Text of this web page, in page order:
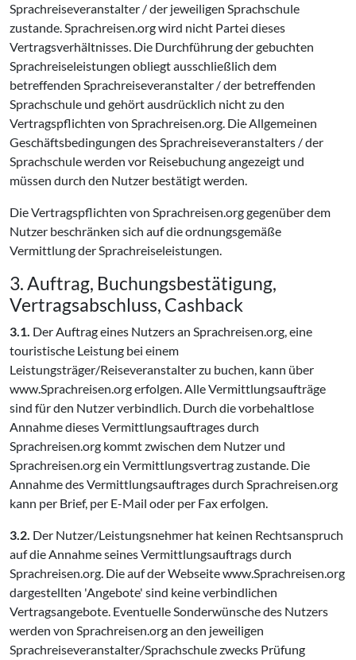
Sprachreiseveranstalter / der jeweiligen Sprachschule
zustande. Sprachreisen.org wird nicht Partei dieses
Vertragsverhältnisses. Die Durchführung der gebuchten
Sprachreiseleistungen obliegt ausschließlich dem
betreffenden Sprachreiseveranstalter / der betreffenden
Sprachschule und gehört ausdrücklich nicht zu den
Vertragspflichten von Sprachreisen.org. Die Allgemeinen
Geschäftsbedingungen des Sprachreiseveranstalters / der
Sprachschule werden vor Reisebuchung angezeigt und
müssen durch den Nutzer bestätigt werden.
Die Vertragspflichten von Sprachreisen.org gegenüber dem
Nutzer beschränken sich auf die ordnungsgemäße
Vermittlung der Sprachreiseleistungen.
3. Auftrag, Buchungsbestätigung,
Vertragsabschluss, Cashback
3.1. Der Auftrag eines Nutzers an Sprachreisen.org, eine
touristische Leistung bei einem
Leistungsträger/Reiseveranstalter zu buchen, kann über
www.Sprachreisen.org erfolgen. Alle Vermittlungsaufträge
sind für den Nutzer verbindlich. Durch die vorbehaltlose
Annahme dieses Vermittlungsauftrages durch
Sprachreisen.org kommt zwischen dem Nutzer und
Sprachreisen.org ein Vermittlungsvertrag zustande. Die
Annahme des Vermittlungsauftrages durch Sprachreisen.org
kann per Brief, per E-Mail oder per Fax erfolgen.
3.2. Der Nutzer/Leistungsnehmer hat keinen Rechtsanspruch
auf die Annahme seines Vermittlungsauftrags durch
Sprachreisen.org. Die auf der Webseite www.Sprachreisen.org
dargestellten 'Angebote' sind keine verbindlichen
Vertragsangebote. Eventuelle Sonderwünsche des Nutzers
werden von Sprachreisen.org an den jeweiligen
Sprachreiseveranstalter/Sprachschule zwecks Prüfung